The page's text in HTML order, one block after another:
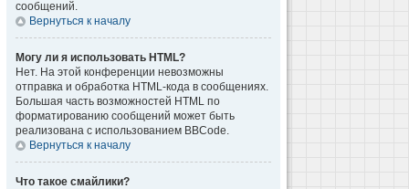
сообщений.
Вернуться к началу
Могу ли я использовать HTML?
Нет. На этой конференции невозможны
отправка и обработка HTML-кода в сообщениях.
Большая часть возможностей HTML по
форматированию сообщений может быть
реализована с использованием BBCode.
Вернуться к началу
Что такое смайлики?